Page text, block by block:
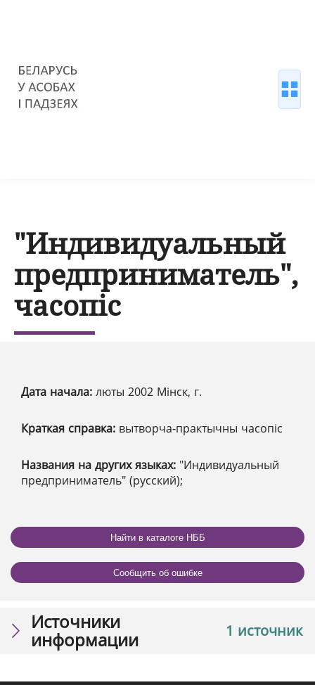
"Индивидуальный
предприниматель",
часопіс
Дата начала: люты 2002 Мінск, г.
Краткая справка: вытворча-практычны часопіс
Названия на других языках: "Индивидуальный
предприниматель" (русский);
Найти в каталоге НББ
Сообщить об ошибке
1 источник
Источники
информации